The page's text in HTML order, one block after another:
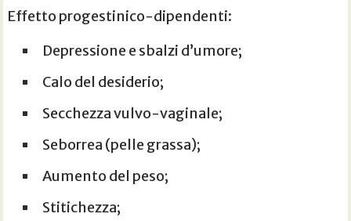
Effetto progestinico-dipendenti:
Depressione e sbalzi d’umore;
Calo del desiderio;
Secchezza vulvo-vaginale;
Seborrea (pelle grassa);
Aumento del peso;
Stitichezza;